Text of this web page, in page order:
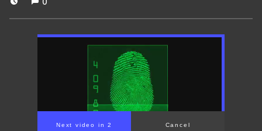
Next video in 1 Cancel